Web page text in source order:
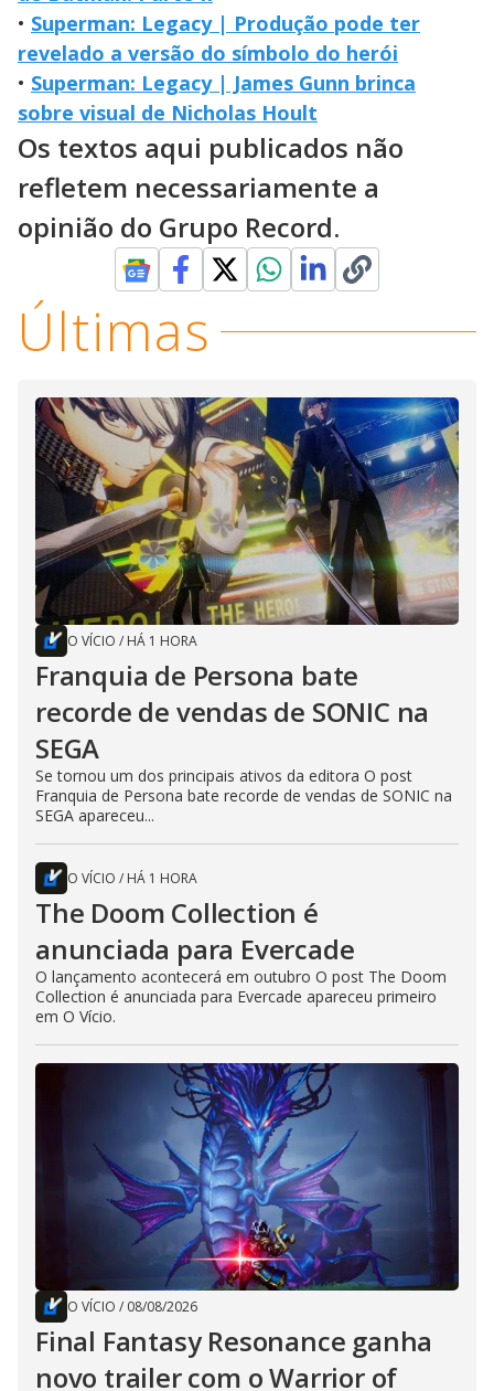
• Superman: Legacy | Produção pode ter
revelado a versão do símbolo do herói
• Superman: Legacy | James Gunn brinca
sobre visual de Nicholas Hoult
Os textos aqui publicados não
refletem necessariamente a
opinião do Grupo Record.
Últimas
O VÍCIO / HÁ 1 HORA
Franquia de Persona bate
recorde de vendas de SONIC na
SEGA
Se tornou um dos principais ativos da editora O post
Franquia de Persona bate recorde de vendas de SONIC na
SEGA apareceu...
O VÍCIO / HÁ 1 HORA
The Doom Collection é
anunciada para Evercade
O lançamento acontecerá em outubro O post The Doom
Collection é anunciada para Evercade apareceu primeiro
em O Vício.
O VÍCIO / 08/08/2026
Final Fantasy Resonance ganha
novo trailer com o Warrior of